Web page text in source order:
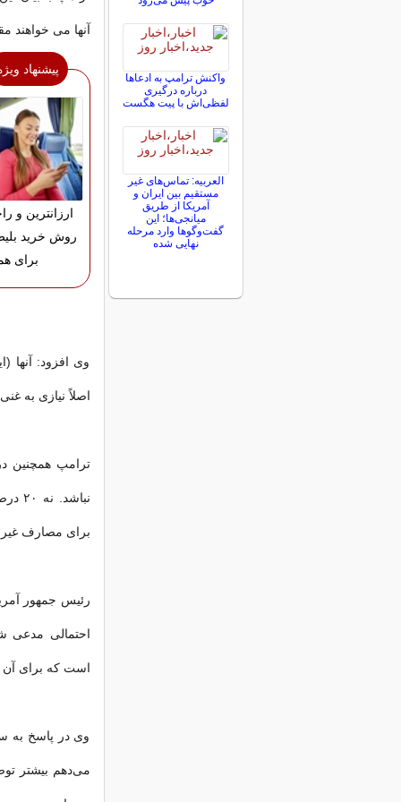
آنها می خواهند
پیشنهاد
ارزانترین و
روش خرید
برای
وی افزود: آنها
اصلاً نیازی به
ترامپ همچنین
برای مصارف
رئیس جمهور
احتمالی مدعی
است که برای آن
وی در پاسخ به
می‌دهم بیشتر
واکنش ترامپ به ادعاها
درباره درگیری
لفظی‌اش با پیت هگست
العربیه: تماس‌های غیر
مستقیم بین ایران و
آمریکا از طریق
میانجی‌ها؛ این
گفت‌و‌گو‌ها وارد مرحله
نهایی شده